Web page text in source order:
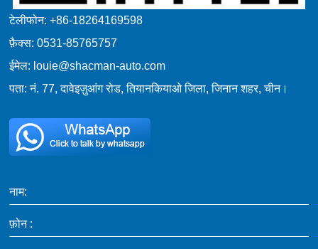
टेलीफोन: +86-18264169598
फ़ैक्स: 0531-85765757
ईमेल: louie@shacman-auto.com
पता: नं. 77, दावेइज़ुआंग रोड, तियानकियाओ जिला, जिनान शहर, चीन।
नाम:
फ़ोन :